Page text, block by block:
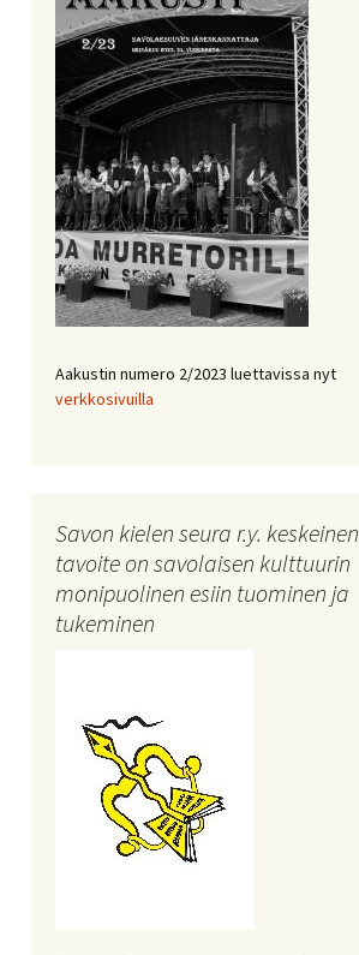
Aakustin numero 2/2023 luettavissa nyt
verkkosivuilla
Savon kielen seura r.y. keskeinen
tavoite on savolaisen kulttuurin
monipuolinen esiin tuominen ja
tukeminen